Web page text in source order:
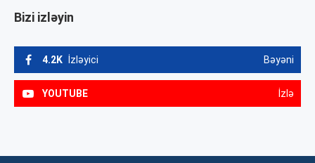
Bizi izləyin
4.2K İzləyici Bəyəni
YOUTUBE İzlə